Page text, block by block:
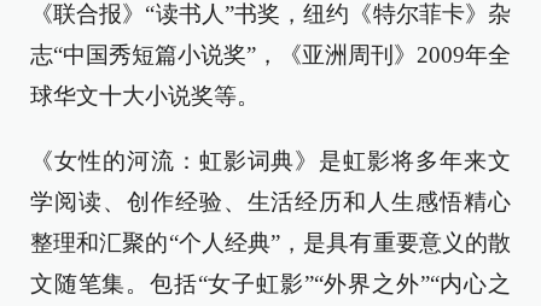
《联合报》“读书人”书奖，纽约《特尔菲卡》杂
志“中国秀短篇小说奖”，《亚洲周刊》2009年全
球华文十大小说奖等。
《女性的河流：虹影词典》是虹影将多年来文
学阅读、创作经验、生活经历和人生感悟精心
整理和汇聚的“个人经典”，是具有重要意义的散
文随笔集。包括“女子虹影”“外界之外”“内心之